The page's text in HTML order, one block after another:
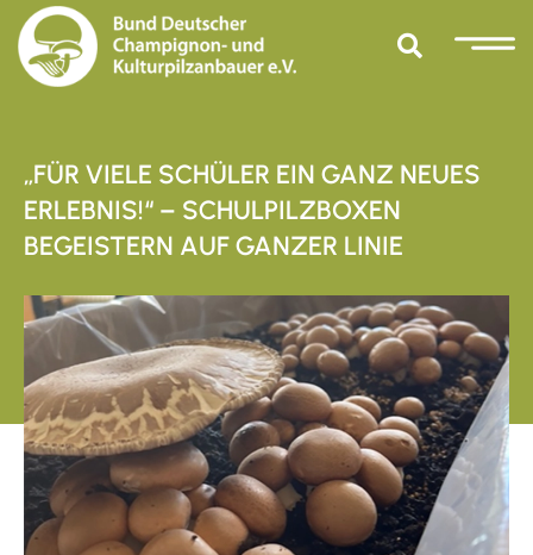
„FÜR VIELE SCHÜLER EIN GANZ NEUES
ERLEBNIS!“ – SCHULPILZBOXEN
BEGEISTERN AUF GANZER LINIE